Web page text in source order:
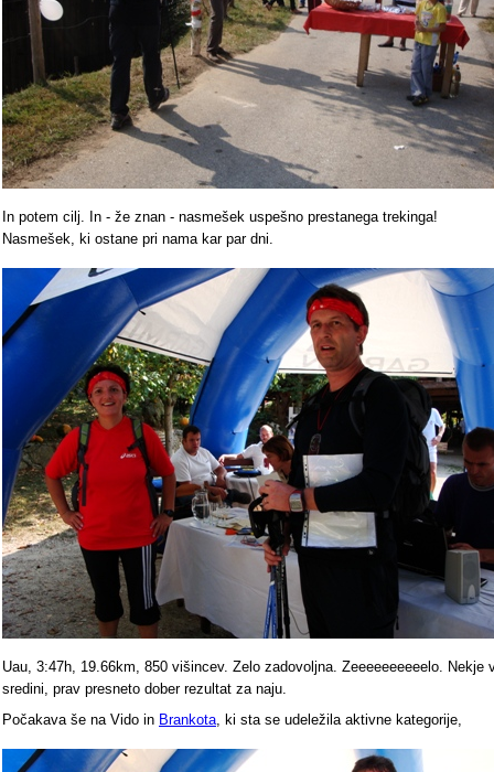
In potem cilj. In - že znan - nasmešek uspešno prestanega trekinga!
Nasmešek, ki ostane pri nama kar par dni.
Uau, 3:47h, 19.66km, 850 višincev. Zelo zadovoljna. Zeeeeeeeeeelo. Nekje
sredini, prav presneto dober rezultat za naju.
Počakava še na Vido in Brankota, ki sta se udeležila aktivne kategorije,